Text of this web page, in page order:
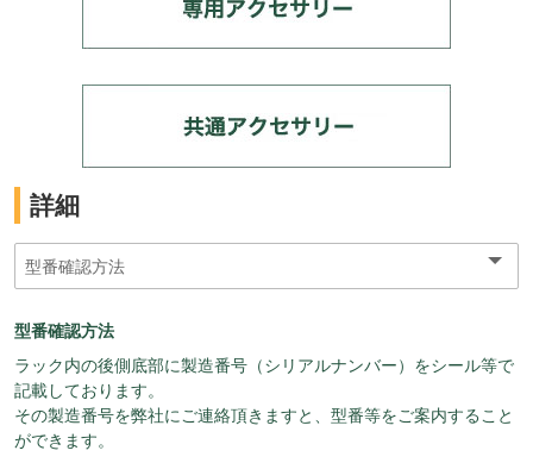
詳細
型番確認方法
ラック内の後側底部に製造番号（シリアルナンバー）をシール等で
記載しております。
その製造番号を弊社にご連絡頂きますと、型番等をご案内すること
ができます。